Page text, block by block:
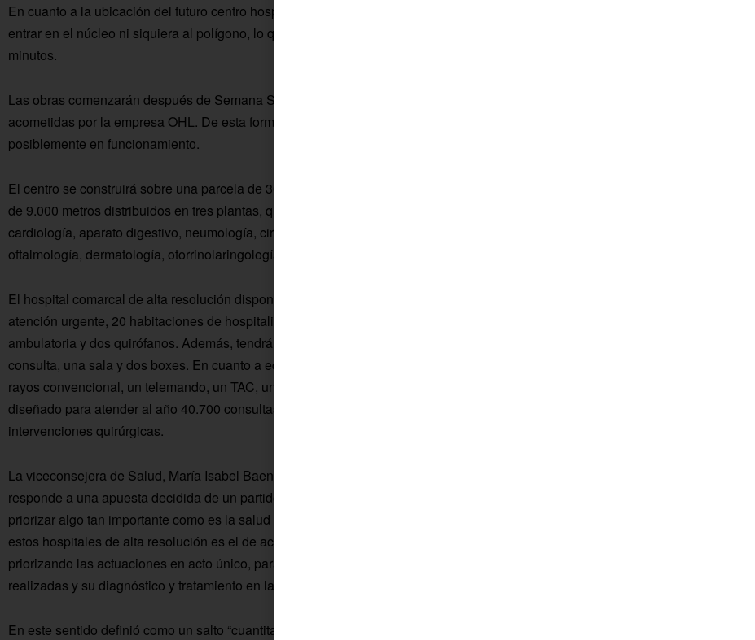
En cuanto a la ubicación del futuro centro hospitalario, será en la variante de Palma del Río, sin tener que
entrar en el núcleo ni siquiera al polígono, lo que facilitará que muchos colonos lleguen en apenas 15
minutos.
Las obras comenzarán después de Semana Santa, tendrán una duración aproximada de 32 meses y serán
acometidas por la empresa OHL. De esta forma, para el año 2021 la obra ya estará finalizada y
posiblemente en funcionamiento.
El centro se construirá sobre una parcela de 30.000 metros cuadrados y contará con una superficie de más
de 9.000 metros distribuidos en tres plantas, que albergarán las especialidades de medicina interna,
cardiología, aparato digestivo, neumología, cirugía general, urología, traumatología y ortopedia,
oftalmología, dermatología, otorrinolaringología, ginecología, anestesia y fisioterapia.
El hospital comarcal de alta resolución dispondrá de 18 consultas para atención especializada, cinco para
atención urgente, 20 habitaciones de hospitalización, ocho puestos en observación, ocho de cirugía mayor
ambulatoria y dos quirófanos. Además, tendrá salas para curas y yesos y zona para rehabilitación, con una
consulta, una sala y dos boxes. En cuanto a equipamiento de radiodiagnóstico, contará con un aparato de
rayos convencional, un telemando, un TAC, un ecógrafo y un mamógrafo. Este nuevo centro sanitario está
diseñado para atender al año 40.700 consultas de atención especializada, 40.000 de urgencias y 1.600
intervenciones quirúrgicas.
La viceconsejera de Salud, María Isabel Baena, expresó que “este proyecto no es casualidad, sino que
responde a una apuesta decidida de un partido que apuesta por un sistema sanitario público de calidad, de
priorizar algo tan importante como es la salud de las personas”. Asimimo, Baena explicó que el objetivo de
estos hospitales de alta resolución es el de acercar la atención especializada y urgente a la población,
priorizando las actuaciones en acto único, para una persona salga el mismo día con todas sus pruebas
realizadas y su diagnóstico y tratamiento en la mano, y para evitar desplazamiento a la capital.
En este sentido definió como un salto “cuantitativo y cualitativo” los cambios que se están introduciendo en